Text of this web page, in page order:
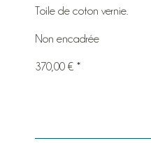
Toile de coton vernie.
Non encadrée
370,00 € *